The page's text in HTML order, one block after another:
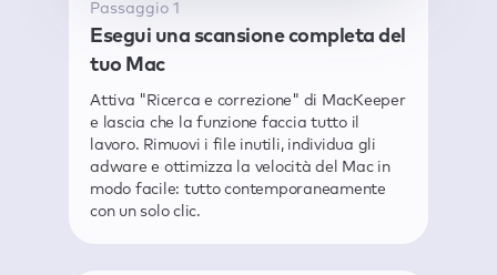
Passaggio 1
Esegui una scansione completa del
tuo Mac
Attiva "Ricerca e correzione" di MacKeeper
e lascia che la funzione faccia tutto il
lavoro. Rimuovi i file inutili, individua gli
adware e ottimizza la velocità del Mac in
modo facile: tutto contemporaneamente
con un solo clic.